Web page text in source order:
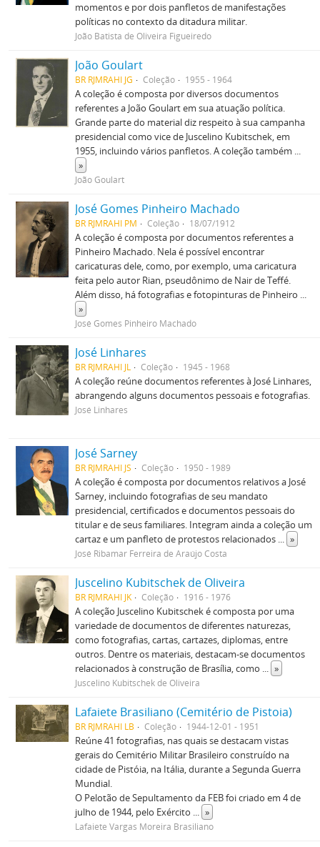
momentos e por dois panfletos de manifestações
políticas no contexto da ditadura militar.
João Batista de Oliveira Figueiredo
João Goulart
BR RJMRAHI JG Coleção 1955 - 1964
A coleção é composta por diversos documentos
referentes a João Goulart em sua atuação política.
Grande parte do material diz respeito à sua campanha
presidencial como vice de Juscelino Kubitschek, em
1955, incluindo vários panfletos. A coleção também ...
»
João Goulart
José Gomes Pinheiro Machado
BR RJMRAHI PM Coleção 18/07/1912
A coleção é composta por documentos referentes a
Pinheiro Machado. Nela é possível encontrar
caricaturas dele, como, por exemplo, uma caricatura
feita pelo autor Rian, pseudônimo de Nair de Teffé.
Além disso, há fotografias e fotopinturas de Pinheiro ...
»
José Gomes Pinheiro Machado
José Linhares
BR RJMRAHI JL Coleção 1945 - 1968
A coleção reúne documentos referentes à José Linhares,
abrangendo alguns documentos pessoais e fotografias.
José Linhares
José Sarney
BR RJMRAHI JS Coleção 1950 - 1989
A coleção é composta por documentos relativos a José
Sarney, incluindo fotografias de seu mandato
presidencial, certificados e documentos pessoais do
titular e de seus familiares. Integram ainda a coleção um
cartaz e um panfleto de protestos relacionados ... »
José Ribamar Ferreira de Araújo Costa
Juscelino Kubitschek de Oliveira
BR RJMRAHI JK Coleção 1916 - 1976
A coleção Juscelino Kubitschek é composta por uma
variedade de documentos de diferentes naturezas,
como fotografias, cartas, cartazes, diplomas, entre
outros. Dentre os materiais, destacam-se documentos
relacionados à construção de Brasília, como ... »
Juscelino Kubitschek de Oliveira
Lafaiete Brasiliano (Cemitério de Pistoia)
BR RJMRAHI LB Coleção 1944-12-01 - 1951
Reúne 41 fotografias, nas quais se destacam vistas
gerais do Cemitério Militar Brasileiro construído na
cidade de Pistóia, na Itália, durante a Segunda Guerra
Mundial.
O Pelotão de Sepultamento da FEB foi criado em 4 de
julho de 1944, pelo Exército ... »
Lafaiete Vargas Moreira Brasiliano